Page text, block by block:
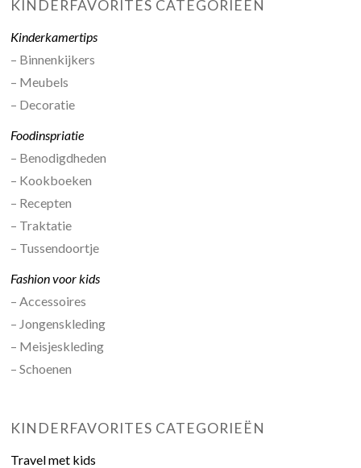
KINDERFAVORITES CATEGORIEËN
Kinderkamertips
– Binnenkijkers
– Meubels
– Decoratie
Foodinspriatie
– Benodigdheden
– Kookboeken
– Recepten
– Traktatie
– Tussendoortje
Fashion voor kids
– Accessoires
– Jongenskleding
– Meisjeskleding
– Schoenen
KINDERFAVORITES CATEGORIEËN
Travel met kids